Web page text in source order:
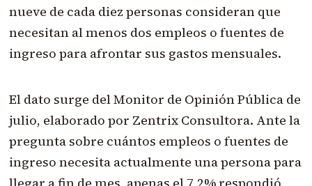
nueve de cada diez personas consideran que
necesitan al menos dos empleos o fuentes de
ingreso para afrontar sus gastos mensuales.
El dato surge del Monitor de Opinión Pública de
julio, elaborado por Zentrix Consultora. Ante la
pregunta sobre cuántos empleos o fuentes de
ingreso necesita actualmente una persona para